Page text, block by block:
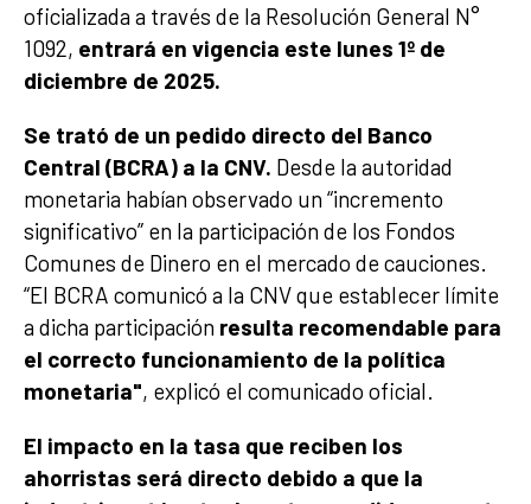
oficializada a través de la Resolución General N°
1092, entrará en vigencia este lunes 1º de
diciembre de 2025.
Se trató de un pedido directo del Banco
Central (BCRA) a la CNV. Desde la autoridad
monetaria habían observado un “incremento
significativo” en la participación de los Fondos
Comunes de Dinero en el mercado de cauciones.
“El BCRA comunicó a la CNV que establecer límite
a dicha participación resulta recomendable para
el correcto funcionamiento de la política
monetaria", explicó el comunicado oficial.
El impacto en la tasa que reciben los
ahorristas será directo debido a que la